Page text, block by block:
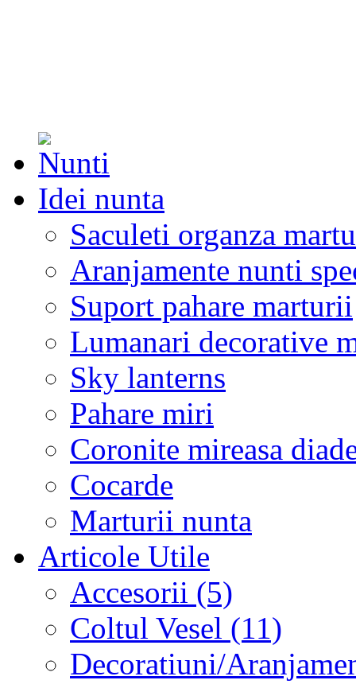
Idei nunta
Saculeti organza
Aranjamente nunti
Suport pahare marturii
Lumanari decorative
Sky lanterns
Pahare miri
Coronite mireasa
Cocarde
Marturii nunta
Articole Utile
Accesorii (5)
Coltul Vesel (11)
Decoratiuni/